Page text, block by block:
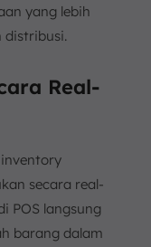
yang lebih
distribusi.
Real-
secara real-
POS langsung
barang dalam